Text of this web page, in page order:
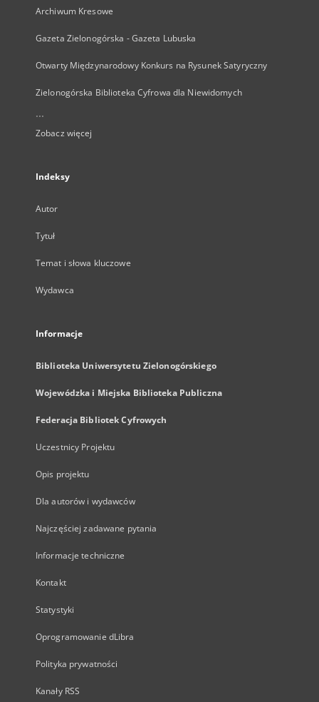
Archiwum Kresowe
Gazeta Zielonogórska - Gazeta Lubuska
Otwarty Międzynarodowy Konkurs na Rysunek Satyryczny
Zielonogórska Biblioteka Cyfrowa dla Niewidomych
...
Zobacz więcej
Indeksy
Autor
Tytuł
Temat i słowa kluczowe
Wydawca
Informacje
Biblioteka Uniwersytetu Zielonogórskiego
Wojewódzka i Miejska Biblioteka Publiczna
Federacja Bibliotek Cyfrowych
Uczestnicy Projektu
Opis projektu
Dla autorów i wydawców
Najczęściej zadawane pytania
Informacje techniczne
Kontakt
Statystyki
Oprogramowanie dLibra
Polityka prywatności
Kanały RSS